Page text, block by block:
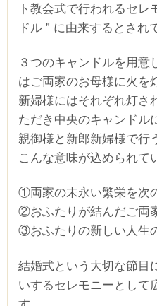
ト教会式で行われるセレ
ドル ” に由来するとされ
３つのキャンドルを用意
はご両家のお母様に火を
新婦様にはそれぞれ灯さ
ただき中央のキャンドル
親御様と新郎新婦様で行
こんな意味が込められて
①両家の末永い繁栄を次
②おふたりが結んだご両
③おふたりの新しい人生
結婚式という大切な節目
いするセレモニーとして